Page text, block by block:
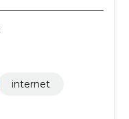
internet